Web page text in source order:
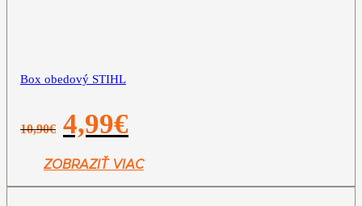
Box obedový STIHL
10,90€
Pôvodná
cena
10,90€.
4,99€
4,99€.
ZOBRAZIŤ VIAC